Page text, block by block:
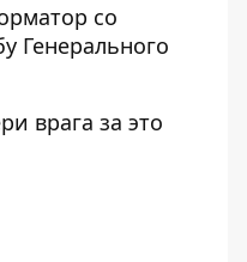
со
Генерального
врага за это